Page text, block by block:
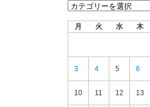
新
月 火 水 木
3 4 5 6
10 11 12 13